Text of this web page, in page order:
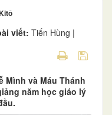
viết: Tiến Hùng |
Mình và Máu Thánh
năm học giáo lý